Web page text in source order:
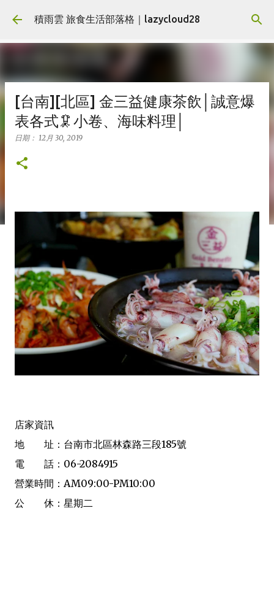
跳到主要內容
積雨雲 旅食生活部落格｜lazycloud28
[台南][北區] 金三益健康茶飲│誠意爆
表各式🦑小卷、海味料理│
日期： 12月 30, 2019
店家資訊
地 址：台南市北區林森路三段185號
電 話：06-2084915
營業時間：AM09:00-PM10:00
公 休：星期二